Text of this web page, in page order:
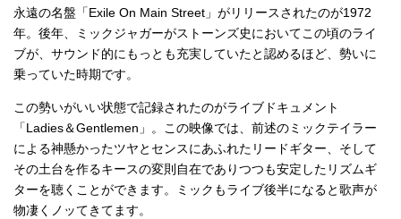
永遠の名盤「Exile On Main Street」がリリースされたのが1972
年。後年、ミックジャガーがストーンズ史においてこの頃のライ
ブが、サウンド的にもっとも充実していたと認めるほど、勢いに
乗っていた時期です。
この勢いがいい状態で記録されたのがライブドキュメント
「Ladies＆Gentlemen」。この映像では、前述のミックテイラー
による神懸かったツヤとセンスにあふれたリードギター、そして
その土台を作るキースの変則自在でありつつも安定したリズムギ
ターを聴くことができます。ミックもライブ後半になると歌声が
物凄くノッてきてます。